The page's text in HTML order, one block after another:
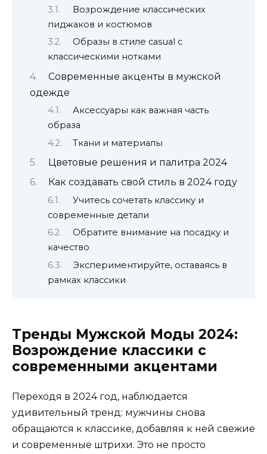
Возрождение классических
пиджаков и костюмов
Образы в стиле casual с
классическими нотками
Современные акценты в мужской
одежде
Аксессуары как важная часть
образа
Ткани и материалы
Цветовые решения и палитра 2024
Как создавать свой стиль в 2024 году
Учитесь сочетать классику и
современные детали
Обратите внимание на посадку и
качество
Экспериментируйте, оставаясь в
рамках классики
Тренды Мужской Моды 2024:
Возрождение классики с
современными акцентами
Переходя в 2024 год, наблюдается
удивительный тренд: мужчины снова
обращаются к классике, добавляя к ней свежие
и современные штрихи. Это не просто